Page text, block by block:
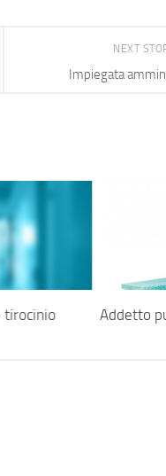
NEXT
Impiegata
tirocinio Addetto